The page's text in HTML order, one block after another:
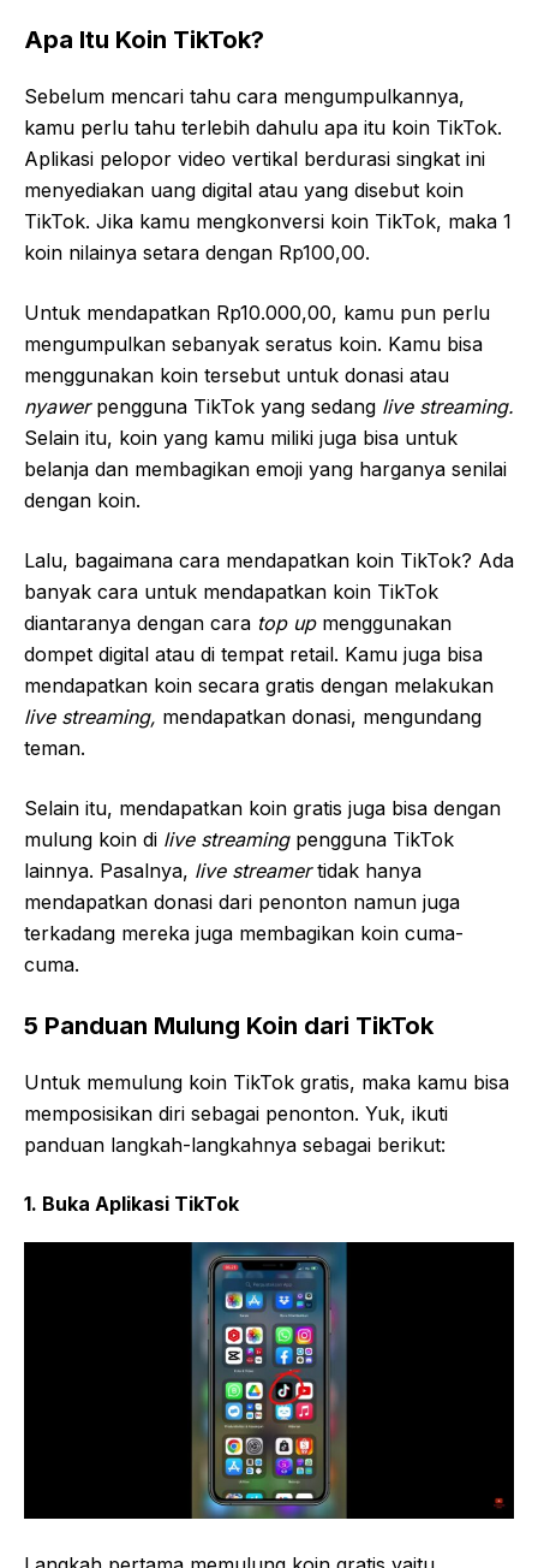
Apa Itu Koin TikTok?
Sebelum mencari tahu cara mengumpulkannya,
kamu perlu tahu terlebih dahulu apa itu koin TikTok.
Aplikasi pelopor video vertikal berdurasi singkat ini
menyediakan uang digital atau yang disebut koin
TikTok. Jika kamu mengkonversi koin TikTok, maka 1
koin nilainya setara dengan Rp100,00.
Untuk mendapatkan Rp10.000,00, kamu pun perlu
mengumpulkan sebanyak seratus koin. Kamu bisa
menggunakan koin tersebut untuk donasi atau
nyawer pengguna TikTok yang sedang live streaming.
Selain itu, koin yang kamu miliki juga bisa untuk
belanja dan membagikan emoji yang harganya senilai
dengan koin.
Lalu, bagaimana cara mendapatkan koin TikTok? Ada
banyak cara untuk mendapatkan koin TikTok
diantaranya dengan cara top up menggunakan
dompet digital atau di tempat retail. Kamu juga bisa
mendapatkan koin secara gratis dengan melakukan
live streaming, mendapatkan donasi, mengundang
teman.
Selain itu, mendapatkan koin gratis juga bisa dengan
mulung koin di live streaming pengguna TikTok
lainnya. Pasalnya, live streamertidak hanya
mendapatkan donasi dari penonton namun juga
terkadang mereka juga membagikan koin cuma-
cuma.
5 Panduan Mulung Koin dari TikTok
Untuk memulung koin TikTok gratis, maka kamu bisa
memposisikan diri sebagai penonton. Yuk, ikuti
panduan langkah-langkahnya sebagai berikut:
1. Buka Aplikasi TikTok